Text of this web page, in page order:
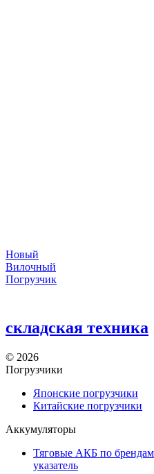
Новый
Вилочный
Погрузчик
складская техника
© 2026
Погрузчики
Японские погрузчики
Китайские погрузчики
Аккумуляторы
Тяговые АКБ по
указатель